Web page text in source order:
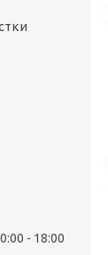
18:00